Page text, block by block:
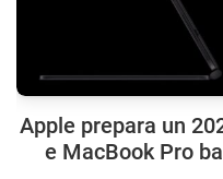
Apple prepara un
e MacBook Pro